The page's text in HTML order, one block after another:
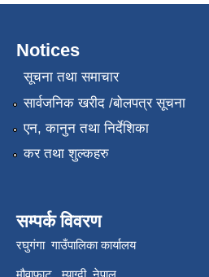
Notices
सूचना तथा समाचार
सार्वजनिक खरीद /बोलपत्र सूचना
एन, कानुन तथा निर्देशिका
कर तथा शुल्कहरु
सम्पर्क विवरण
रघुगंगा गाउँपालिका कार्यालय